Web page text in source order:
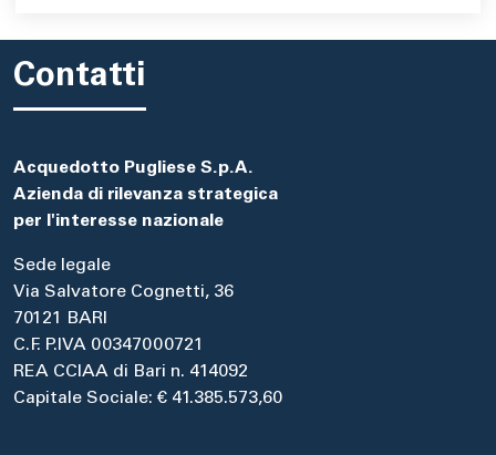
Contatti
Acquedotto Pugliese S.p.A.
Azienda di rilevanza strategica
per l'interesse nazionale
Sede legale
Via Salvatore Cognetti, 36
70121 BARI
C.F. P.IVA 00347000721
REA CCIAA di Bari n. 414092
Capitale Sociale: € 41.385.573,60